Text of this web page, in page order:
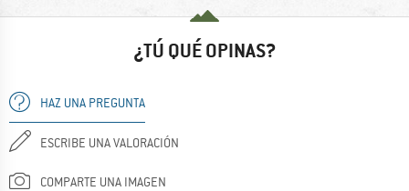
¿TÚ QUÉ OPINAS?
HAZ UNA PREGUNTA
ESCRIBE UNA VALORACIÓN
COMPARTE UNA IMAGEN